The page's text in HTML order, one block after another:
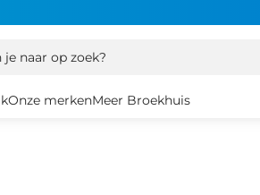
je naar op zoek?
Onze merkenMeer Broekhuis